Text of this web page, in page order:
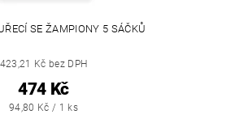
SE ŽAMPIONY 5 SÁČKŮ
423,21 Kč bez DPH
474 Kč
94,80 Kč / 1 ks